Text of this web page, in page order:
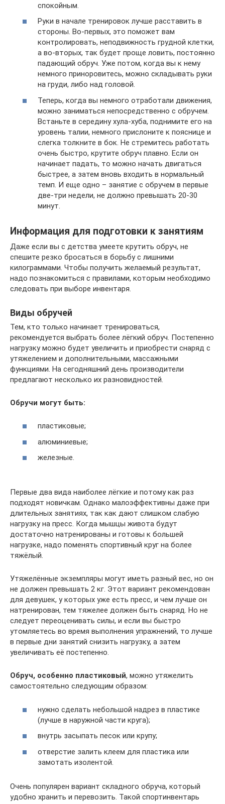
спокойным.
Руки в начале тренировок лучше расставить в
стороны. Во-первых, это поможет вам
контролировать, неподвижность грудной клетки,
а во-вторых, так будет проще ловить, постоянно
падающий обруч. Уже потом, когда вы к нему
немного приноровитесь, можно складывать руки
на груди, либо над головой.
Теперь, когда вы немного отработали движения,
можно заниматься непосредственно с обручем.
Встаньте в середину хула-хуба, поднимите его на
уровень талии, немного прислоните к пояснице и
слегка толкните в бок. Не стремитесь работать
очень быстро, крутите обруч плавно. Если он
начинает падать, то можно начать двигаться
быстрее, а затем вновь входить в нормальный
темп. И еще одно – занятие с обручем в первые
две-три недели, не должно превышать 20-30
минут.
Информация для подготовки к занятиям
Даже если вы с детства умеете крутить обруч, не
спешите резко бросаться в борьбу с лишними
килограммами. Чтобы получить желаемый результат,
надо познакомиться с правилами, которым необходимо
следовать при выборе инвентаря.
Виды обручей
Тем, кто только начинает тренироваться,
рекомендуется выбрать более лёгкий обруч. Постепенно
нагрузку можно будет увеличить и приобрести снаряд с
утяжелением и дополнительными, массажными
функциями. На сегодняшний день производители
предлагают несколько их разновидностей.
Обручи могут быть:
пластиковые;
алюминиевые;
железные.
Первые два вида наиболее лёгкие и потому как раз
подходят новичкам. Однако малоэффективны даже при
длительных занятиях, так как дают слишком слабую
нагрузку на пресс. Когда мышцы живота будут
достаточно натренированы и готовы к большей
нагрузке, надо поменять спортивный круг на более
тяжёлый.
Утяжелённые экземпляры могут иметь разный вес, но он
не должен превышать 2 кг. Этот вариант рекомендован
для девушек, у которых уже есть пресс, и чем лучше он
натренирован, тем тяжелее должен быть снаряд. Но не
следует переоценивать силы, и если вы быстро
утомляетесь во время выполнения упражнений, то лучше
в первые дни занятий снизить нагрузку, а затем
увеличивать её постепенно.
Обруч, особенно пластиковый, можно утяжелить
самостоятельно следующим образом:
нужно сделать небольшой надрез в пластике
(лучше в наружной части круга);
внутрь засыпать песок или крупу;
отверстие залить клеем для пластика или
замотать изолентой.
Очень популярен вариант складного обруча, который
удобно хранить и перевозить. Такой спортинвентарь